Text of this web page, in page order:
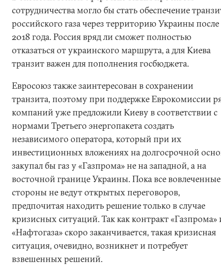
сотрудничества могло бы стать обеспечение
российского газа через территорию Украины после
2018 года. Россия вряд ли сможет полностью
отказаться от украинского маршрута, а для Киева
транзит важен для пополнения госбюджета.
Евросоюз также заинтересован в сохранении
транзита, поэтому при поддержке Еврокомиссии
компаний уже предложили Киеву в соответствии с
нормами Третьего энергопакета создать
независимого оператора, который при их
инвестиционных вложениях на долгосрочной
закупал бы газ у «Газпрома» не на западной, а на
восточной границе Украины. Пока все вовлеченные
стороны не ведут открытых переговоров,
предпочитая находить решение только в случае
кризисных ситуаций. Так как контракт «Газпрома»
«Нафтогаза» скоро заканчивается, такая кризисная
ситуация, очевидно, возникнет и потребует
взвешенных решений.